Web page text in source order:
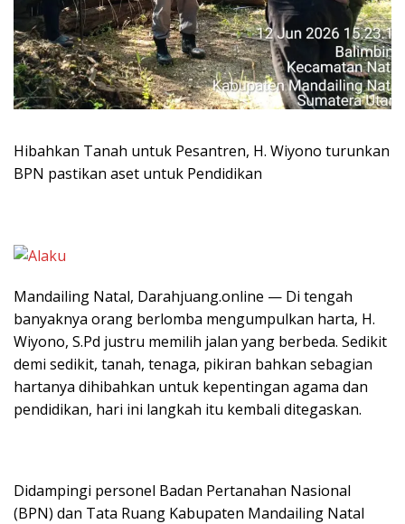
Hibahkan Tanah untuk Pesantren, H. Wiyono turunkan
BPN pastikan aset untuk Pendidikan
Mandailing Natal, Darahjuang.online — Di tengah
banyaknya orang berlomba mengumpulkan harta, H.
Wiyono, S.Pd justru memilih jalan yang berbeda. Sedikit
demi sedikit, tanah, tenaga, pikiran bahkan sebagian
hartanya dihibahkan untuk kepentingan agama dan
pendidikan, hari ini langkah itu kembali ditegaskan.
Didampingi personel Badan Pertanahan Nasional
(BPN) dan Tata Ruang Kabupaten Mandailing Natal